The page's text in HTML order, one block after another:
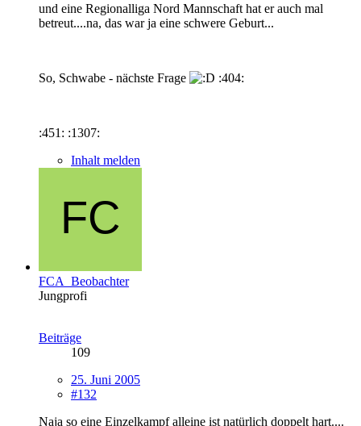
und eine Regionalliga Nord Mannschaft hat er auch mal
betreut....na, das war ja eine schwere Geburt...
So, Schwabe - nächste Frage :404:
:451: :1307:
Inhalt melden
FCA_Beobachter
Jungprofi
Beiträge
109
25. Juni 2005
#132
Naja so eine Einzelkampf alleine ist natürlich doppelt hart....